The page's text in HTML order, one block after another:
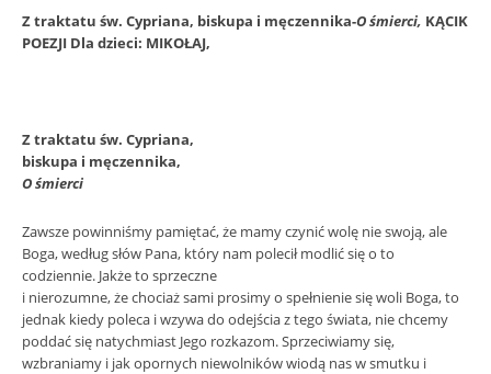
Z traktatu św. Cypriana, biskupa i męczennika-O śmierci, KĄCIK
POEZJI Dla dzieci: MIKOŁAJ,
Z traktatu św. Cypriana,
biskupa i męczennika,
O śmierci
Zawsze powinniśmy pamiętać, że mamy czynić wolę nie swoją, ale
Boga, według słów Pana, który nam polecił modlić się o to
codziennie. Jakże to sprzeczne
i nierozumne, że chociaż sami prosimy o spełnienie się woli Boga, to
jednak kiedy poleca i wzywa do odejścia z tego świata, nie chcemy
poddać się natychmiast Jego rozkazom. Sprzeciwiamy się,
wzbraniamy i jak opornych niewolników wiodą nas w smutku i